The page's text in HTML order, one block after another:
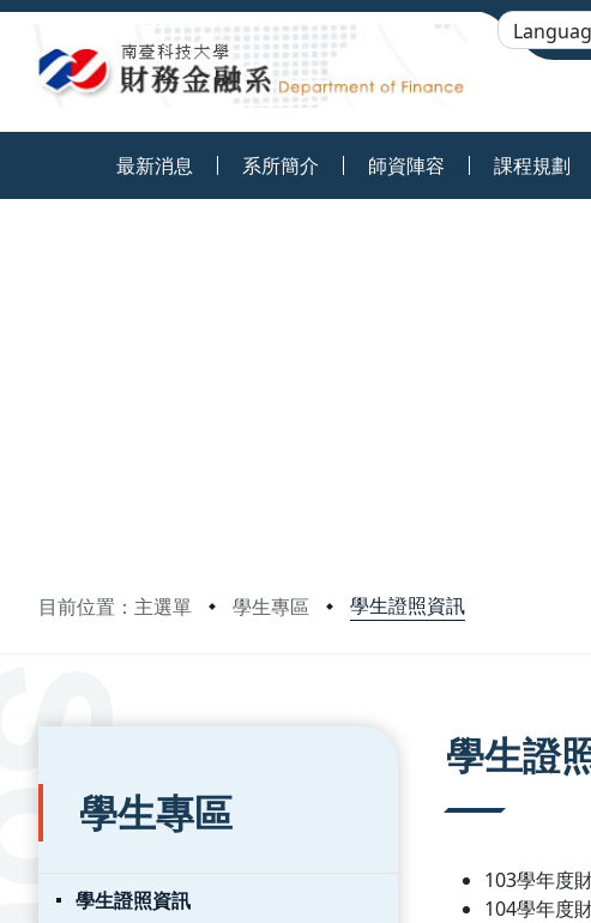
最新消息 系所簡介 師資陣容 課程規劃
目前位置：主選單 學生專區 學生證照資訊
:::
學生專區
學生證照資訊
學生證
103學年度
104學年度